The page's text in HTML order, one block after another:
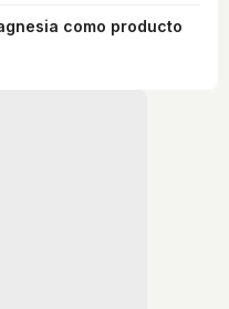
como producto